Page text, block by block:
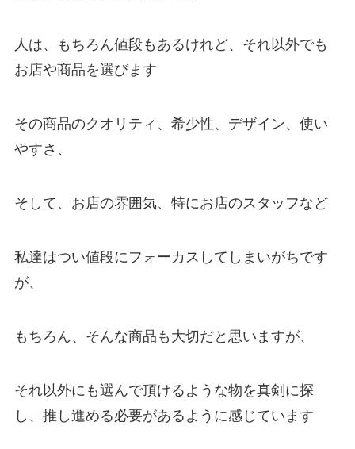
人は、もちろん値段もあるけれど、それ以外でも
お店や商品を選びます
その商品のクオリティ、希少性、デザイン、使い
やすさ、
そして、お店の雰囲気、特にお店のスタッフなど
私達はつい値段にフォーカスしてしまいがちです
が、
もちろん、そんな商品も大切だと思いますが、
それ以外にも選んで頂けるような物を真剣に探
し、推し進める必要があるように感じています